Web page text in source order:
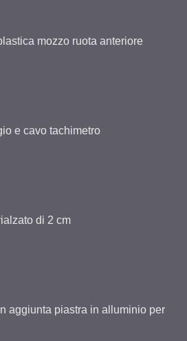
mozzo ruota anteriore
e cavo tachimetro
di 2 cm
aggiunta piastra in alluminio per